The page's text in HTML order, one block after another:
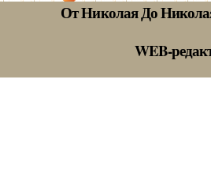
От Николая До
WEB-